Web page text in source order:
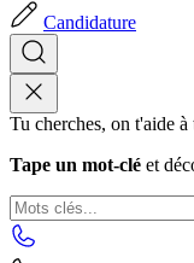
Candidature
Tu cherches, on t'aide
Tape un mot-clé et